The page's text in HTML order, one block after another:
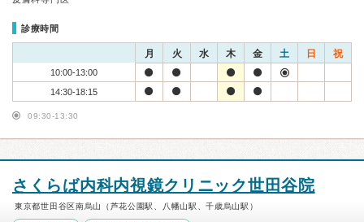
診療時間
月 火 水 木 金 土 日 祝
10:00-13:00
14:30-18:15
09:30-13:30
さくらば内科内視鏡クリニック世田谷院
東京都世田谷区南烏山（芦花公園駅、八幡山駅、千歳烏山駅）